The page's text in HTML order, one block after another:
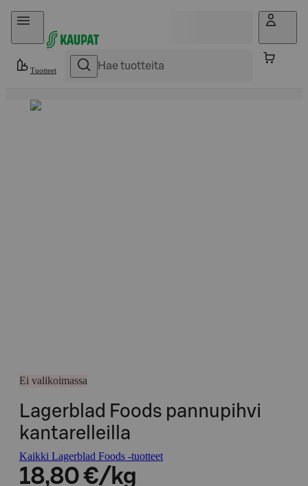
Hyppää sisältöön
Tuotteet
Ei valikoimassa
Lagerblad Foods pannupihvi
kantarelleilla
Kaikki Lagerblad Foods -tuotteet
18,80 €/kg